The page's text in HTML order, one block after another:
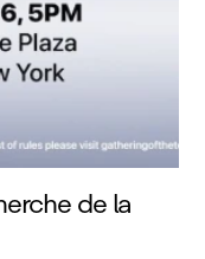
de la